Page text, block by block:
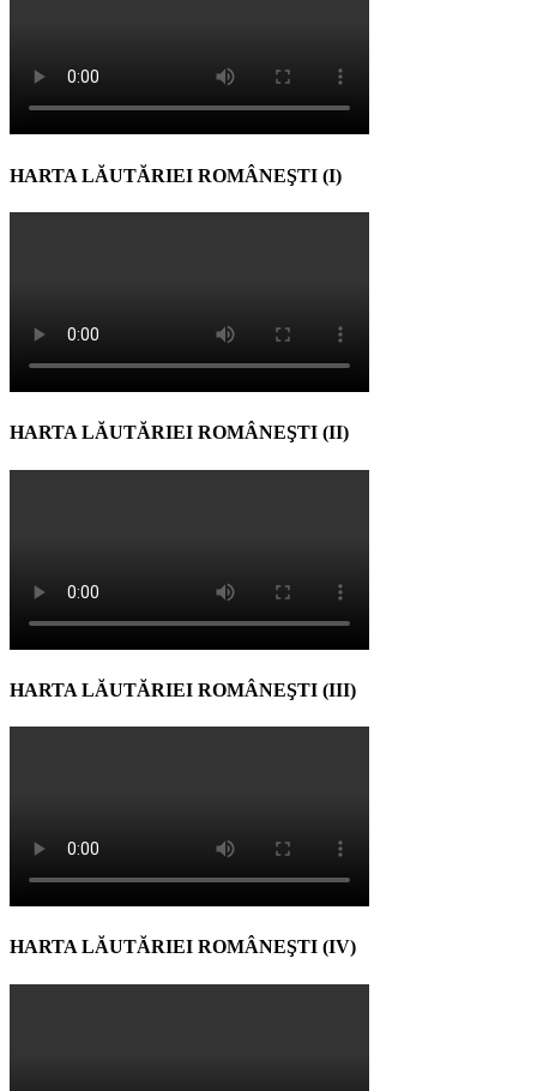
HARTA LĂUTĂRIEI ROMÂNEŞTI (I)
HARTA LĂUTĂRIEI ROMÂNEŞTI (II)
HARTA LĂUTĂRIEI ROMÂNEŞTI (III)
HARTA LĂUTĂRIEI ROMÂNEŞTI (IV)